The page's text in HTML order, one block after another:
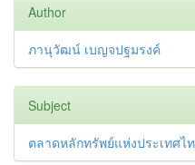
Author
ภานุวัฒน์ เบญจปฐมรงค์
Subject
ตลาดหลักทรัพย์แห่งประเทศไ